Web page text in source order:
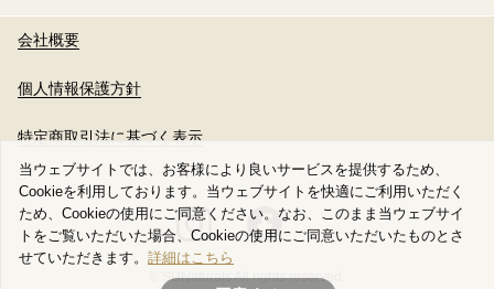
会社概要
個人情報保護方針
特定商取引法に基づく表示
© SUNaturals All rights reserved.
当ウェブサイトでは、お客様により良いサービスを提供するため、
Cookieを利用しております。当ウェブサイトを快適にご利用いただく
ため、Cookieの使用にご同意ください。なお、このまま当ウェブサイ
トをご覧いただいた場合、Cookieの使用にご同意いただいたものとさ
せていただきます。 詳細はこちら